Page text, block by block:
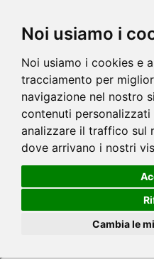
Noi usiamo i
Noi usiamo i cookies e
tracciamento per
navigazione nel nostro
contenuti
analizzare il traffico sul
dove arrivano i nostri
Cambia le